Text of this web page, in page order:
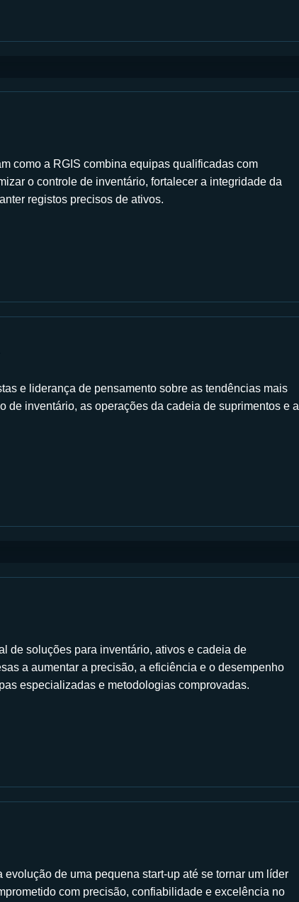
como a RGIS combina equipas qualificadas com
o controle de inventário, fortalecer a integridade da
registos precisos de ativos.
e liderança de pensamento sobre as tendências mais
de inventário, as operações da cadeia de suprimentos e a
de soluções para inventário, ativos e cadeia de
a aumentar a precisão, a eficiência e o desempenho
especializadas e metodologias comprovadas.
evolução de uma pequena start-up até se tornar um líder
com precisão, confiabilidade e excelência no